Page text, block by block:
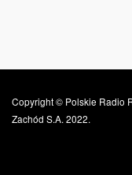
Copyright © Polskie Radio
Zachód S.A. 2022.